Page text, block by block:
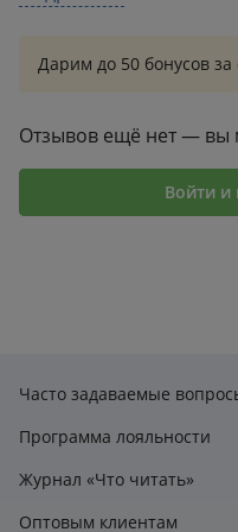
Дарим до 50 бонусов за
Отзывов ещё нет — вы
Войти и
Часто задаваемые
Программа лояльности
Журнал «Что читать»
Оптовым клиентам